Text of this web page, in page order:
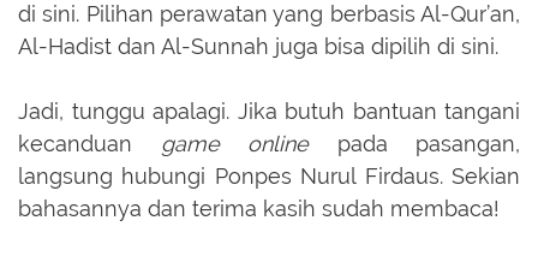
di sini. Pilihan perawatan yang berbasis Al-Qur’an,
Al-Hadist dan Al-Sunnah juga bisa dipilih di sini.
Jadi, tunggu apalagi. Jika butuh bantuan tangani
kecanduan game onlinepada pasangan,
langsung hubungi Ponpes Nurul Firdaus. Sekian
bahasannya dan terima kasih sudah membaca!